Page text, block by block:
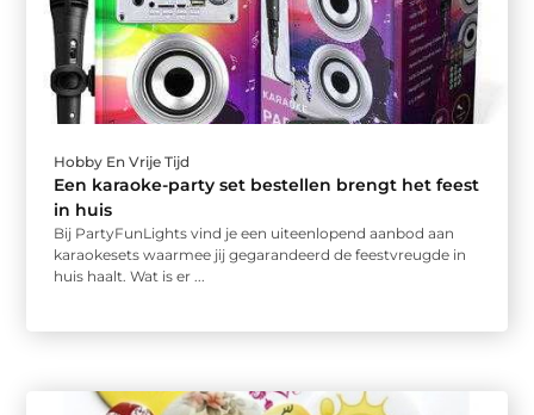
Hobby En Vrije Tijd
Een karaoke-party set bestellen brengt het feest
in huis
Bij PartyFunLights vind je een uiteenlopend aanbod aan
karaokesets waarmee jij gegarandeerd de feestvreugde in
huis haalt. Wat is er ...